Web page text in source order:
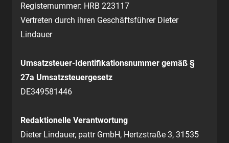
Registernummer: HRB 223117
Vertreten durch ihren Geschäftsführer Dieter
Lindauer
Umsatzsteuer-Identifikationsnummer gemäß §
27a Umsatzsteuergesetz
DE349581446
Redaktionelle Verantwortung
Dieter Lindauer, pattr GmbH, Hertzstraße 3, 31535